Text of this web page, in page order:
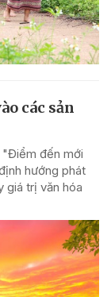
các sản
"Điểm đến mới
hướng phát
giá trị văn hóa